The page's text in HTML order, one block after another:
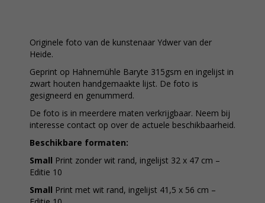
Originele foto van de kunstenaar Ydwer van der
Heide.
Geprint op Hahnemühle Baryte 315gsm en ingelijst in
zwart houten handgemaakte lijst. De foto is
gesigneerd en genummerd.
De foto is in meerdere maten verkrijgbaar. Neem bij
interesse contact op over de actuele beschikbaarheid.
Beschikbare formaten:
Small Print zonder wit rand, ingelijst 32 x 47 cm –
Editie 10
Small Print met wit rand, ingelijst 41,5 x 56 cm –